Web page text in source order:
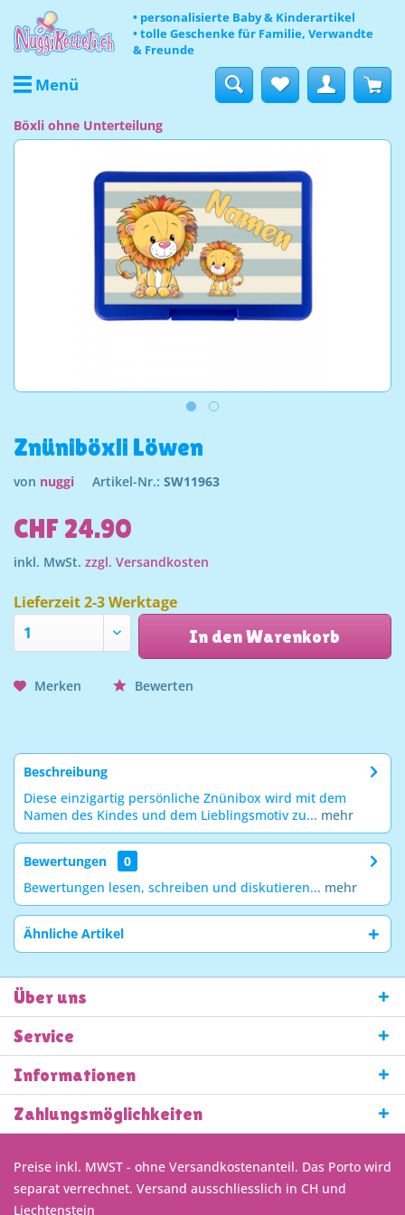
• personalisierte Baby & Kinderartikel
• tolle Geschenke für Familie, Verwandte
& Freunde
Menü
Böxli ohne Unterteilung
Znüniböxli Löwen
von nuggi Artikel-Nr.: SW11963
CHF 24.90
inkl. MwSt. zzgl. Versandkosten
Lieferzeit 2-3 Werktage
In den Warenkorb
Merken Bewerten
Beschreibung
Diese einzigartig persönliche Znünibox wird mit dem
Namen des Kindes und dem Lieblingsmotiv zu... mehr
Bewertungen
0
Bewertungen lesen, schreiben und diskutieren... mehr
Ähnliche Artikel
Über uns
Service
Informationen
Zahlungsmöglichkeiten
Preise inkl. MWST - ohne Versandkostenanteil. Das Porto wird
separat verrechnet. Versand ausschliesslich in CH und
Liechtenstein